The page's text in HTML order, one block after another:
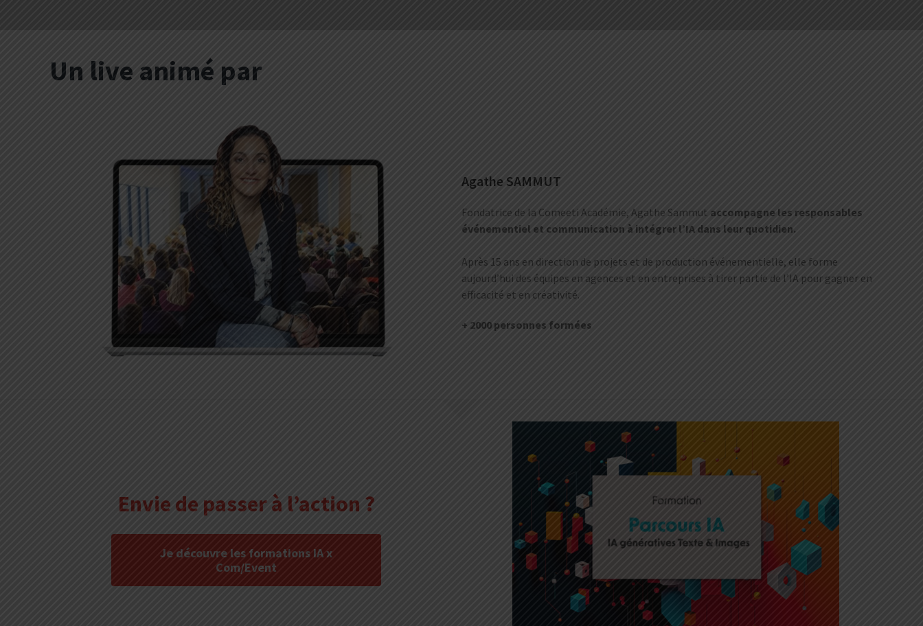
Un live animé par
Agathe SAMMUT
Fondatrice de la Comeeti Académie, Agathe Sammut accompagne les responsables
événementiel et communication à intégrer l’IA dans leur quotidien.
Après 15 ans en direction de projets et de production événementielle, elle forme
aujourd’hui des équipes en agences et en entreprises à tirer partie de l’IA pour gagner en
efficacité et en créativité.
+ 2000 personnes formées
Envie de passer à l’action ?
Je découvre les formations IA x
Com/Event